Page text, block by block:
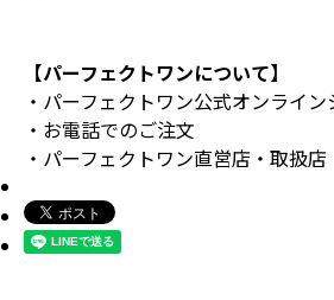
【パーフェクトワンについて】
・パーフェクトワン公式オンライ
・お電話でのご注文
・パーフェクトワン直営店・取扱店